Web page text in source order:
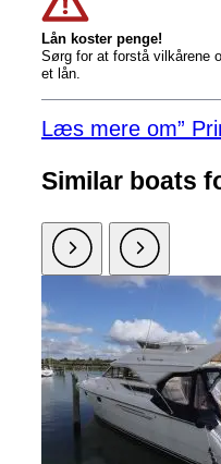
Lån koster penge!
Sørg for at forstå vilkårene
et lån.
Læs mere om”
Similar boats